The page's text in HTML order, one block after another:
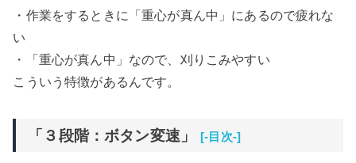
・作業をするときに「重心が真ん中」にあるので疲れな
い
・「重心が真ん中」なので、刈りこみやすい
こういう特徴があるんです。
「３段階：ボタン変速」 [-目次-]